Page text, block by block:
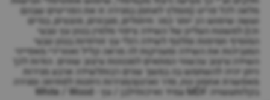
מלאה לכל פריט (מומלץ לאחסן במגירה זו את הפריטים שבהם
נעשה שימוש רב יותר כמו: חיתולים, מגבונים, מוצצים, בגדים
וכו).למשטח העליון של השידה ציפוי מלמין בגוון עץ טבעי
המוסיף חמימות ומלטף.לשידה רגלי עץ זוויתיות בגוון טבעי
המגביהות את השידה ומעניקות לה מראה קליל ואוורירי.מאפייני
השידה:עיצוב עכשווי המתאים לסגנונות עיצוב שונים. הודות לכך
ניתן יהיה להשתמש בה במשך שנים רבותלשידה ארבע מגירות
מאפשרת אחסון נוח, סדר וארגוןהמגירות ניתנות לפתיחה וסגירה
בקלותעשויה MDF עמיד ואיכותילבן / עץ - White / Wood